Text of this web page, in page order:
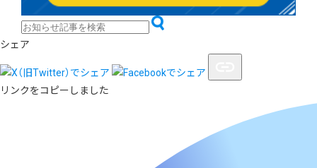
シェア
リンクをコピーしました